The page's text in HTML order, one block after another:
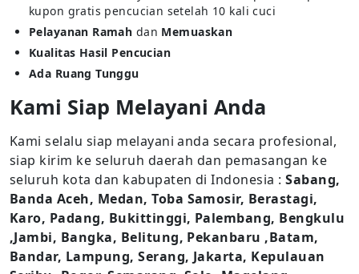
kupon gratis pencucian setelah 10 kali cuci
Pelayanan Ramah dan Memuaskan
Kualitas Hasil Pencucian
Ada Ruang Tunggu
Kami Siap Melayani Anda
Kami selalu siap melayani anda secara profesional,
siap kirim ke seluruh daerah dan pemasangan ke
seluruh kota dan kabupaten di Indonesia :Sabang,
Banda Aceh, Medan, Toba Samosir, Berastagi,
Karo, Padang, Bukittinggi, Palembang, Bengkulu
,Jambi, Bangka, Belitung, Pekanbaru ,Batam,
Bandar, Lampung, Serang, Jakarta, Kepulauan